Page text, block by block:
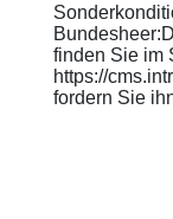
finden Sie im
https://
fordern Sie